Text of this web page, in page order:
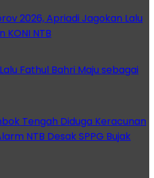
2026, Apriadi Jagokan Lalu
KONI NTB
Fathul Bahri Maju sebagai
Tengah Diduga Keracunan
NTB Desak SPPG Bujak